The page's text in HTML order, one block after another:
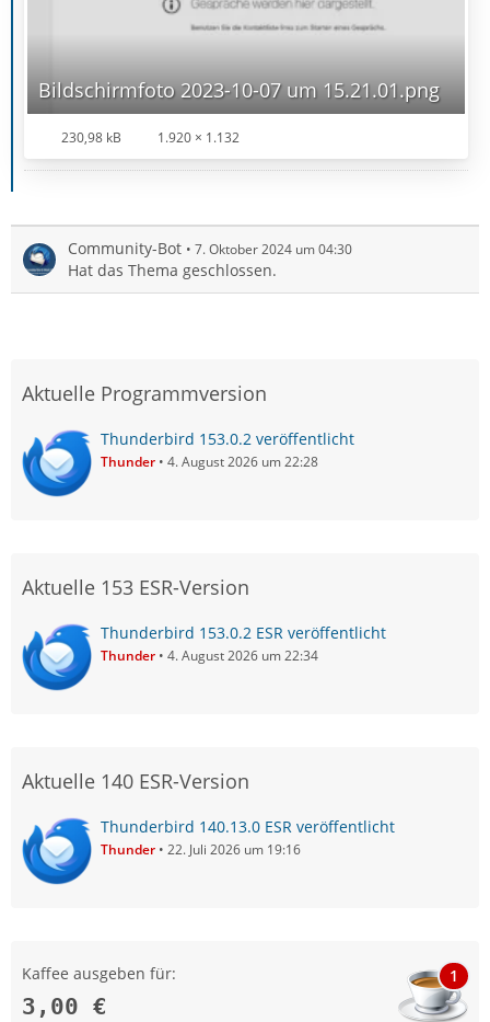
Bildschirmfoto 2023-10-07 um 15.21.01.png
230,98 kB 1.920 × 1.132
Community-Bot 7. Oktober 2024 um 04:30
Hat das Thema geschlossen.
Aktuelle Programmversion
Thunderbird 153.0.2 veröffentlicht
Thunder 4. August 2026 um 22:28
Aktuelle 153 ESR-Version
Thunderbird 153.0.2 ESR veröffentlicht
Thunder 4. August 2026 um 22:34
Aktuelle 140 ESR-Version
Thunderbird 140.13.0 ESR veröffentlicht
Thunder 22. Juli 2026 um 19:16
Kaffee ausgeben für:
3,00 €
1